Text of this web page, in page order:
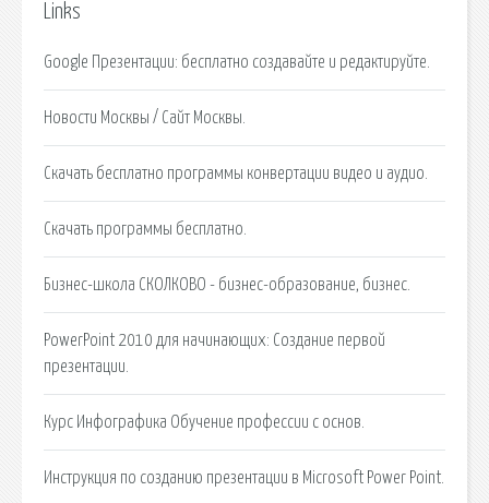
Links
Google Презентации: бесплатно создавайте и редактируйте.
Новости Москвы / Сайт Москвы.
Скачать бесплатно программы конвертации видео и аудио.
Скачать программы бесплатно.
Бизнес-школа СКОЛКОВО - бизнес-образование, бизнес.
PowerPoint 2010 для начинающих: Создание первой
презентации.
Курс Инфографика Обучение профессии с основ.
Инструкция по созданию презентации в Microsoft Power Point.